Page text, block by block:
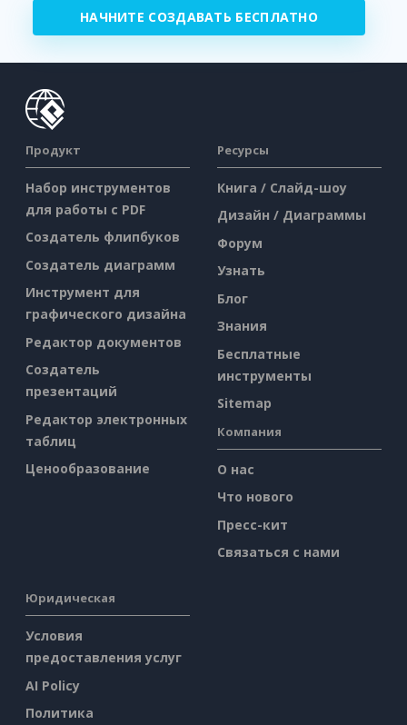
НАЧНИТЕ СОЗДАВАТЬ БЕСПЛАТНО
Продукт
Набор инструментов
для работы с PDF
Создатель флипбуков
Создатель диаграмм
Инструмент для
графического дизайна
Редактор документов
Создатель
презентаций
Редактор электронных
таблиц
Ценообразование
Ресурсы
Книга / Слайд-шоу
Дизайн / Диаграммы
Форум
Узнать
Блог
Знания
Бесплатные
инструменты
Sitemap
Компания
О нас
Что нового
Пресс-кит
Связаться с нами
Юридическая
Условия
предоставления услуг
AI Policy
Политика